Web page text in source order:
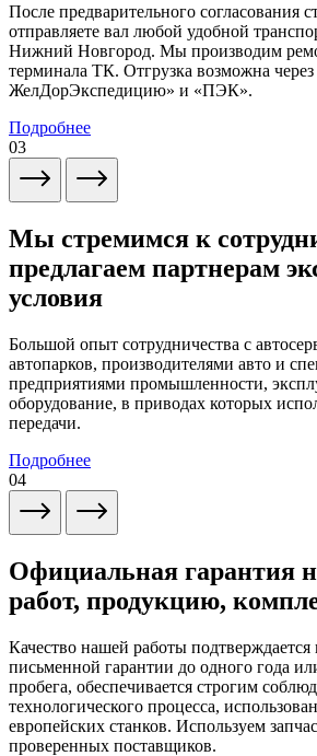
После предварительного согласования
отправляете вал любой удобной
Нижний Новгород. Мы производим
терминала ТК. Отгрузка возможна
ЖелДорЭкспедицию» и «ПЭК».
Подробнее
03
Мы стремимся к
предлагаем партнерам
условия
Большой опыт сотрудничества с
автопарков, производителями авто и
предприятиями промышленности,
оборудование, в приводах которых
передачи.
Подробнее
04
Официальная гарантия
работ, продукцию,
Качество нашей работы подтверждается
письменной гарантии до одного года
пробега, обеспечивается строгим
технологического процесса,
европейских станков. Используем
проверенных поставщиков.